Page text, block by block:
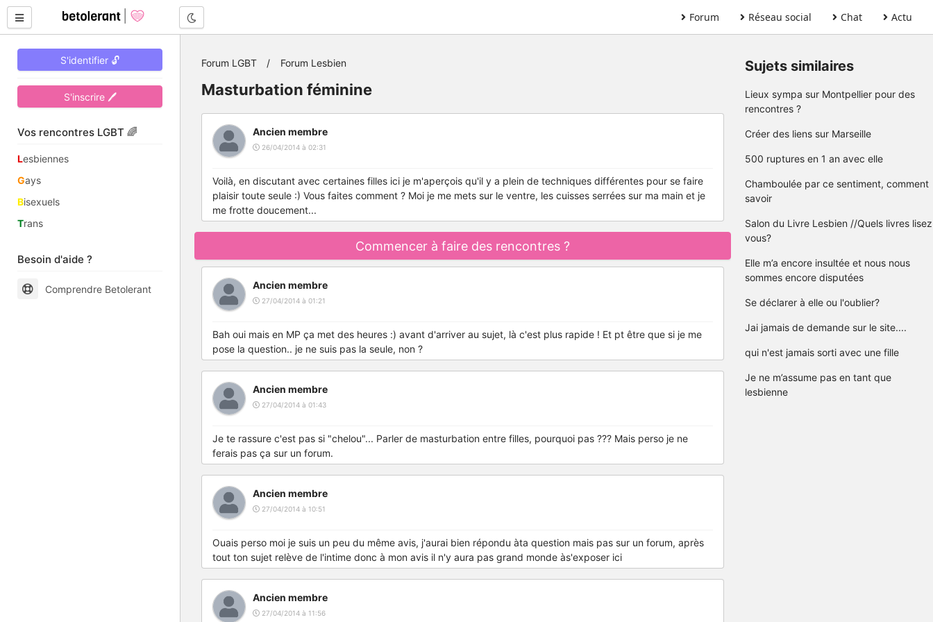
Forum Réseau social Chat Actu
S'identifier 🔓
S'inscrire 🖊
Vos rencontres LGBT 🌈
Lesbiennes
Gays
Bisexuels
Trans
Besoin d'aide ?
Comprendre Betolerant
Forum LGBT Forum Lesbien
Masturbation féminine
Ancien membre
26/04/2014 à 02:31
Voilà, en discutant avec certaines filles ici je m'aperçois qu'il y a plein de techniques différentes pour se faire
plaisir toute seule :) Vous faites comment ? Moi je me mets sur le ventre, les cuisses serrées sur ma main et je
me frotte doucement...
Commencer à faire des rencontres ?
Ancien membre
27/04/2014 à 01:21
Bah oui mais en MP ça met des heures :) avant d'arriver au sujet, là c'est plus rapide ! Et pt être que si je me
pose la question.. je ne suis pas la seule, non ?
Ancien membre
27/04/2014 à 01:43
Je te rassure c'est pas si "chelou"... Parler de masturbation entre filles, pourquoi pas ??? Mais perso je ne
ferais pas ça sur un forum.
Ancien membre
27/04/2014 à 10:51
Ouais perso moi je suis un peu du même avis, j'aurai bien répondu àta question mais pas sur un forum, après
tout ton sujet relève de l'intime donc à mon avis il n'y aura pas grand monde às'exposer ici
Ancien membre
27/04/2014 à 11:56
Sujets similaires
Lieux sympa sur Montpellier pour des
rencontres ?
Créer des liens sur Marseille
500 ruptures en 1 an avec elle
Chamboulée par ce sentiment, comment
savoir
Salon du Livre Lesbien //Quels livres lisez
vous?
Elle m’a encore insultée et nous nous
sommes encore disputées
Se déclarer à elle ou l'oublier?
Jai jamais de demande sur le site....
qui n'est jamais sorti avec une fille
Je ne m’assume pas en tant que
lesbienne